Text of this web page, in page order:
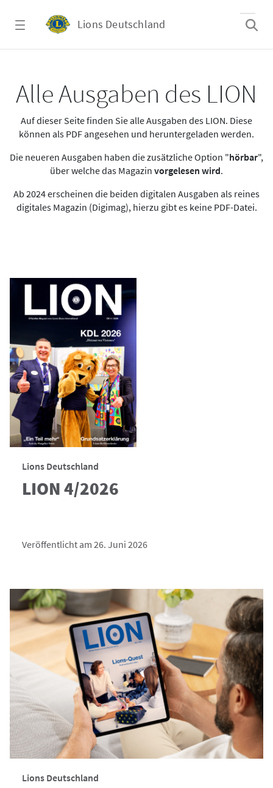
Lions Deutschland
Alle Ausgaben des LION
Auf dieser Seite finden Sie alle Ausgaben des LION. Diese
können als PDF angesehen und heruntergeladen werden.
Die neueren Ausgaben haben die zusätzliche Option "hörbar",
über welche das Magazin vorgelesen wird.
Ab 2024 erscheinen die beiden digitalen Ausgaben als reines
digitales Magazin (Digimag), hierzu gibt es keine PDF-Datei.
Lions Deutschland
LION 4/2026
Veröffentlicht am 26. Juni 2026
Lions Deutschland